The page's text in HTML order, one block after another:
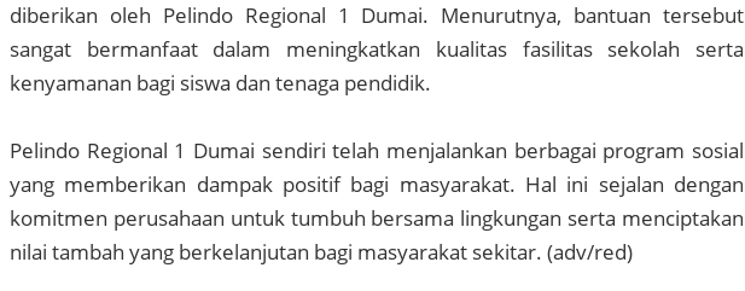
diberikan oleh Pelindo Regional 1 Dumai. Menurutnya, bantuan tersebut
sangat bermanfaat dalam meningkatkan kualitas fasilitas sekolah serta
kenyamanan bagi siswa dan tenaga pendidik.
Pelindo Regional 1 Dumai sendiri telah menjalankan berbagai program sosial
yang memberikan dampak positif bagi masyarakat. Hal ini sejalan dengan
komitmen perusahaan untuk tumbuh bersama lingkungan serta menciptakan
nilai tambah yang berkelanjutan bagi masyarakat sekitar. (adv/red)